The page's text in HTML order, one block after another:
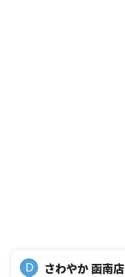
D さわやか 函南店